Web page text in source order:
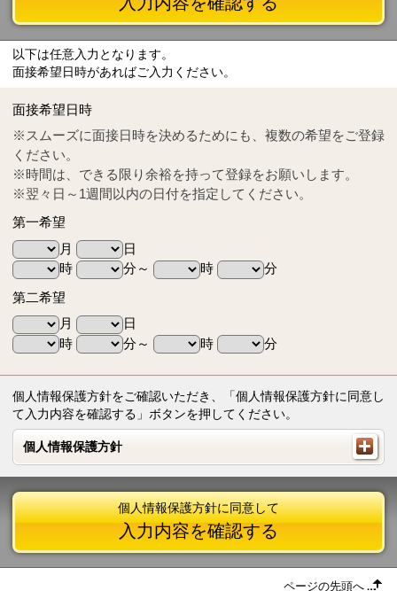
Tel
0570-55-0314
以下は任意入力となります。
面接希望日時があればご入力ください。
面接希望日時
※スムーズに面接日時を決めるためにも、複数の希望をご登録
ください。
※時間は、できる限り余裕を持って登録をお願いします。
※翌々日～1週間以内の日付を指定してください。
第一希望
月
日
時
分～ 時
分
第二希望
月
日
時
分～ 時 分
個人情報保護方針をご確認いただき、「個人情報保護方針に同意し
て入力内容を確認する」ボタンを押してください。
個人情報保護方針
個人情報保護方針
個人情報保護方針に同意して
入力内容を確認する
ページの先頭へ